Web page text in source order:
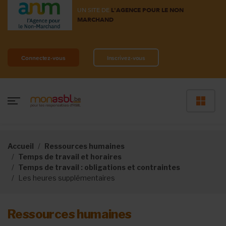
UN SITE DE L'AGENCE POUR LE NON
MARCHAND
Connectez-vous Inscrivez-vous
Accueil
Ressources humaines
Temps de travail et horaires
Temps de travail : obligations et contraintes
Les heures supplémentaires
Ressources humaines